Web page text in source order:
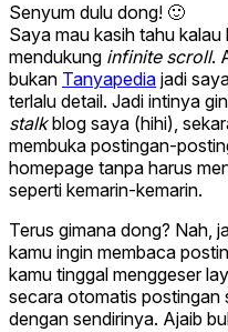
Senyum dulu dong! 🙂
Saya mau kasih tahu
mendukung infinite scroll.
bukan Tanyapedia jadi
terlalu detail. Jadi intinya
stalkblog saya (hihi),
membuka postingan-
homepage tanpa harus
seperti kemarin-kemarin.
Terus gimana dong? Nah,
kamu ingin membaca
kamu tinggal menggeser
secara otomatis postingan
dengan sendirinya. Ajaib